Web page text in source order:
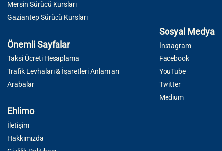
Mersin Sürücü Kursları
Gaziantep Sürücü Kursları
Önemli Sayfalar
Taksi Ücreti Hesaplama
Trafik Levhaları & İşaretleri Anlamları
Arabalar
Sosyal Medya
İnstagram
Facebook
YouTube
Twitter
Medium
Ehlimo
İletişim
Hakkımızda